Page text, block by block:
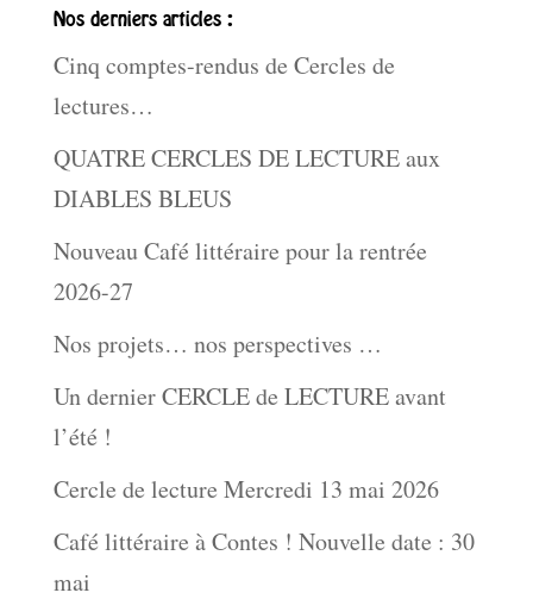
Nos derniers articles :
Cinq comptes-rendus de Cercles de
lectures…
QUATRE CERCLES DE LECTURE aux
DIABLES BLEUS
Nouveau Café littéraire pour la rentrée
2026-27
Nos projets… nos perspectives …
Un dernier CERCLE de LECTURE avant
l’été !
Cercle de lecture Mercredi 13 mai 2026
Café littéraire à Contes ! Nouvelle date : 30
mai